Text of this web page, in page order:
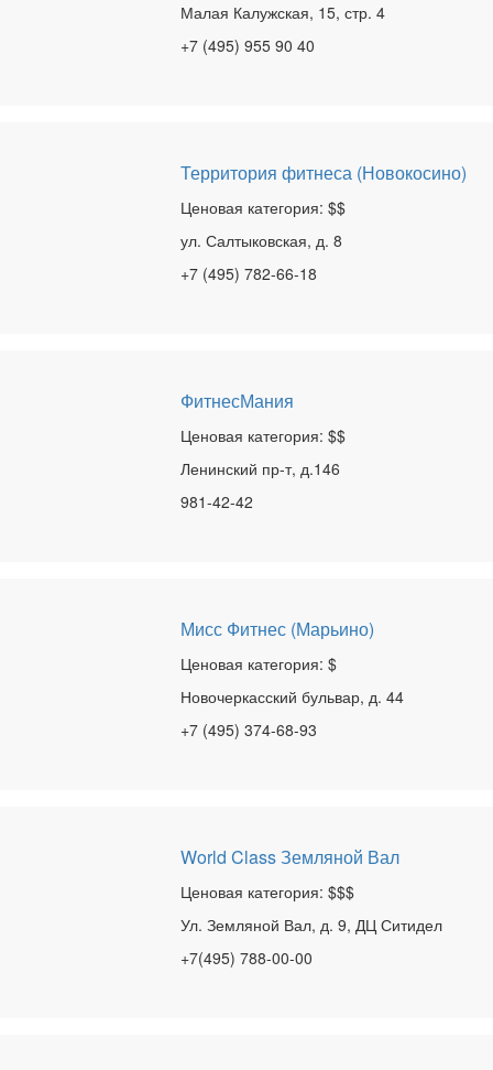
Малая Калужская, 15, стр. 4
+7 (495) 955 90 40
Территория фитнеса (Новокосино)
Ценовая категория: $$
ул. Салтыковская, д. 8
+7 (495) 782-66-18
ФитнесМания
Ценовая категория: $$
Ленинский пр-т, д.146
981-42-42
Мисс Фитнес (Марьино)
Ценовая категория: $
Новочеркасский бульвар, д. 44
+7 (495) 374-68-93
World Class Земляной Вал
Ценовая категория: $$$
Ул. Земляной Вал, д. 9, ДЦ Ситидел
+7(495) 788-00-00